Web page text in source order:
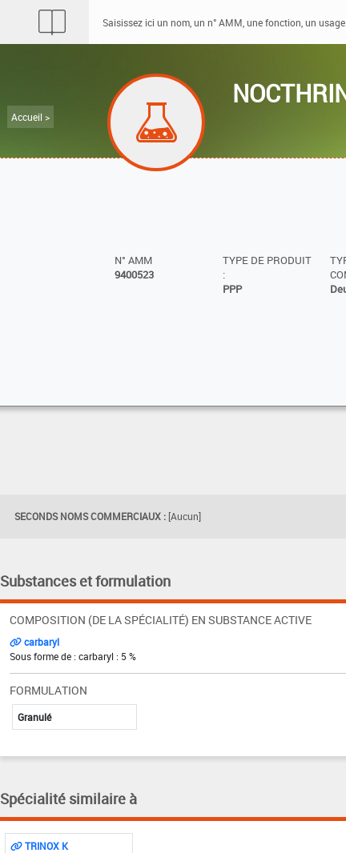
Accueil >
N° AMM
9400523
TYPE DE PRODUIT
:
PPP
SECONDS NOMS COMMERCIAUX : [Aucun]
Substances et formulation
COMPOSITION (DE LA SPÉCIALITÉ) EN SUBSTANCE ACTIVE
carbaryl
Sous forme de : carbaryl : 5 %
FORMULATION
Granulé
Spécialité similaire à
TRINOX K